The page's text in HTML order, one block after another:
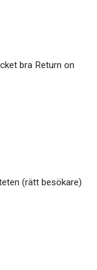
bra Return on
(rätt besökare)